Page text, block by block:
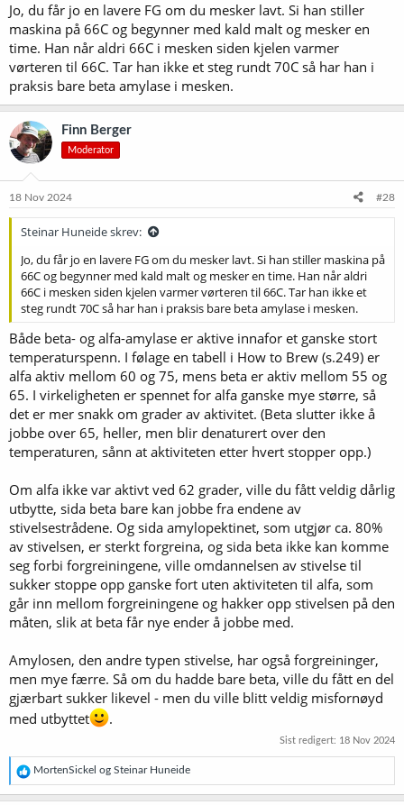
Jo, du får jo en lavere FG om du mesker lavt. Si han stiller
maskina på 66C og begynner med kald malt og mesker en
time. Han når aldri 66C i mesken siden kjelen varmer
vørteren til 66C. Tar han ikke et steg rundt 70C så har han i
praksis bare beta amylase i mesken.
Finn Berger
Moderator
18 Nov 2024 #28
Steinar Huneide skrev:
Jo, du får jo en lavere FG om du mesker lavt. Si han stiller maskina på
66C og begynner med kald malt og mesker en time. Han når aldri
66C i mesken siden kjelen varmer vørteren til 66C. Tar han ikke et
steg rundt 70C så har han i praksis bare beta amylase i mesken.
Både beta- og alfa-amylase er aktive innafor et ganske stort
temperaturspenn. I følage en tabell i How to Brew (s.249) er
alfa aktiv mellom 60 og 75, mens beta er aktiv mellom 55 og
65. I virkeligheten er spennet for alfa ganske mye større, så
det er mer snakk om grader av aktivitet. (Beta slutter ikke å
jobbe over 65, heller, men blir denaturert over den
temperaturen, sånn at aktiviteten etter hvert stopper opp.)
Om alfa ikke var aktivt ved 62 grader, ville du fått veldig dårlig
utbytte, sida beta bare kan jobbe fra endene av
stivelsestrådene. Og sida amylopektinet, som utgjør ca. 80%
av stivelsen, er sterkt forgreina, og sida beta ikke kan komme
seg forbi forgreiningene, ville omdannelsen av stivelse til
sukker stoppe opp ganske fort uten aktiviteten til alfa, som
går inn mellom forgreiningene og hakker opp stivelsen på den
måten, slik at beta får nye ender å jobbe med.
Amylosen, den andre typen stivelse, har også forgreininger,
men mye færre. Så om du hadde bare beta, ville du fått en del
gjærbart sukker likevel - men du ville blitt veldig misfornøyd
med utbyttet
.
Sist redigert: 18 Nov 2024
R
e
a
MortenSickel og Steinar Huneide